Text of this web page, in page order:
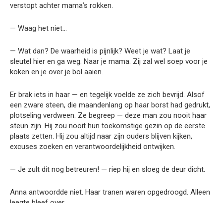
verstopt achter mama’s rokken.
— Waag het niet…
— Wat dan? De waarheid is pijnlijk? Weet je wat? Laat je
sleutel hier en ga weg. Naar je mama. Zij zal wel soep voor je
koken en je over je bol aaien.
Er brak iets in haar — en tegelijk voelde ze zich bevrijd. Alsof
een zware steen, die maandenlang op haar borst had gedrukt,
plotseling verdween. Ze begreep — deze man zou nooit haar
steun zijn. Hij zou nooit hun toekomstige gezin op de eerste
plaats zetten. Hij zou altijd naar zijn ouders blijven kijken,
excuses zoeken en verantwoordelijkheid ontwijken.
— Je zult dit nog betreuren! — riep hij en sloeg de deur dicht.
Anna antwoordde niet. Haar tranen waren opgedroogd. Alleen